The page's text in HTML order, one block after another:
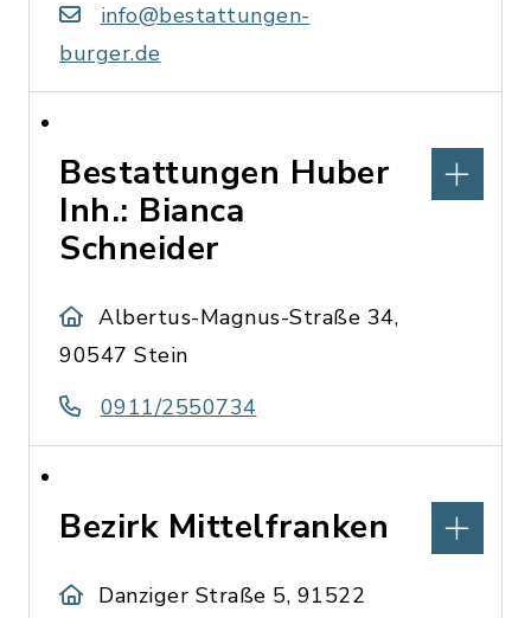
info@bestattungen-
burger.de
Bestattungen Huber
Inh.: Bianca
Schneider
Albertus-Magnus-Straße 34,
90547 Stein
0911/2550734
Bezirk Mittelfranken
Danziger Straße 5, 91522